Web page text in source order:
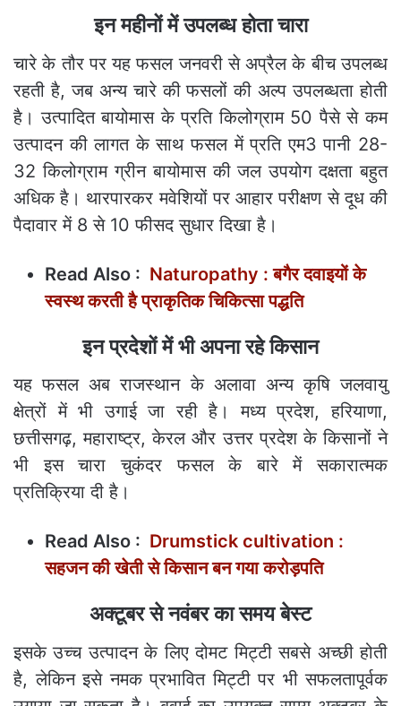
इन महीनों में उपलब्ध होता चारा
चारे के तौर पर यह फसल जनवरी से अप्रैल के बीच उपलब्ध
रहती है, जब अन्य चारे की फसलों की अल्प उपलब्धता होती
है। उत्पादित बायोमास के प्रति किलोग्राम 50 पैसे से कम
उत्पादन की लागत के साथ फसल में प्रति एम3 पानी 28-
32 किलोग्राम ग्रीन बायोमास की जल उपयोग दक्षता बहुत
अधिक है। थारपारकर मवेशियों पर आहार परीक्षण से दूध की
पैदावार में 8 से 10 फीसद सुधार दिखा है।
Read Also : Naturopathy : बगैर दवाइयों के
स्वस्थ करती है प्राकृतिक चिकित्सा पद्धति
इन प्रदेशों में भी अपना रहे किसान
यह फसल अब राजस्थान के अलावा अन्य कृषि जलवायु
क्षेत्रों में भी उगाई जा रही है। मध्य प्रदेश, हरियाणा,
छत्तीसगढ़, महाराष्ट्र, केरल और उत्तर प्रदेश के किसानों ने
भी इस चारा चुकंदर फसल के बारे में सकारात्मक
प्रतिक्रिया दी है।
Read Also : Drumstick cultivation :
सहजन की खेती से किसान बन गया करोड़पति
अक्टूबर से नवंबर का समय बेस्ट
इसके उच्च उत्पादन के लिए दोमट मिट्टी सबसे अच्छी होती
है, लेकिन इसे नमक प्रभावित मिट्टी पर भी सफलतापूर्वक